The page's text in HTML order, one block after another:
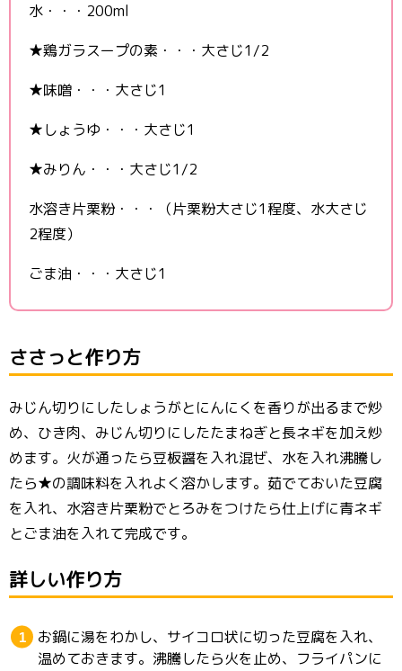
水・・・200ml
★鶏ガラスープの素・・・大さじ1/2
★味噌・・・大さじ1
★しょうゆ・・・大さじ1
★みりん・・・大さじ1/2
水溶き片栗粉・・・（片栗粉大さじ1程度、水大さじ
2程度）
ごま油・・・大さじ1
ささっと作り方
みじん切りにしたしょうがとにんにくを香りが出るまで炒
め、ひき肉、みじん切りにしたたまねぎと長ネギを加え炒
めます。火が通ったら豆板醤を入れ混ぜ、水を入れ沸騰し
たら★の調味料を入れよく溶かします。茹でておいた豆腐
を入れ、水溶き片栗粉でとろみをつけたら仕上げに青ネギ
とごま油を入れて完成です。
詳しい作り方
お鍋に湯をわかし、サイコロ状に切った豆腐を入れ、
温めておきます。沸騰したら火を止め、フライパンに